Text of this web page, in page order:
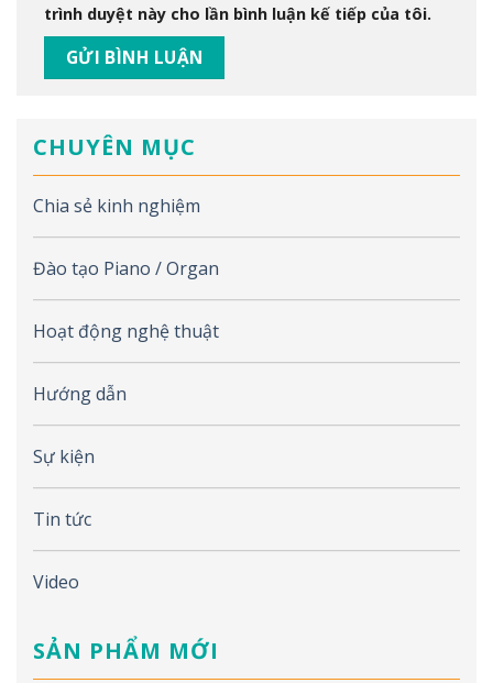
CHUYÊN MỤC
Chia sẻ kinh nghiệm
Đào tạo Piano / Organ
Hoạt động nghệ thuật
Hướng dẫn
Sự kiện
Tin tức
Video
SẢN PHẨM MỚI
trình duyệt này cho lần bình luận kế tiếp của tôi.